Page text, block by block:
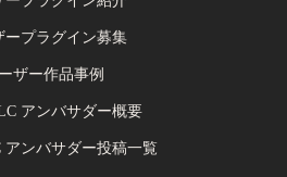
ープラグイン募集
ザー作品事例
アンバサダー概要
アンバサダー投稿一覧